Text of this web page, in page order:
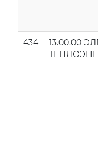
434
13.00.00